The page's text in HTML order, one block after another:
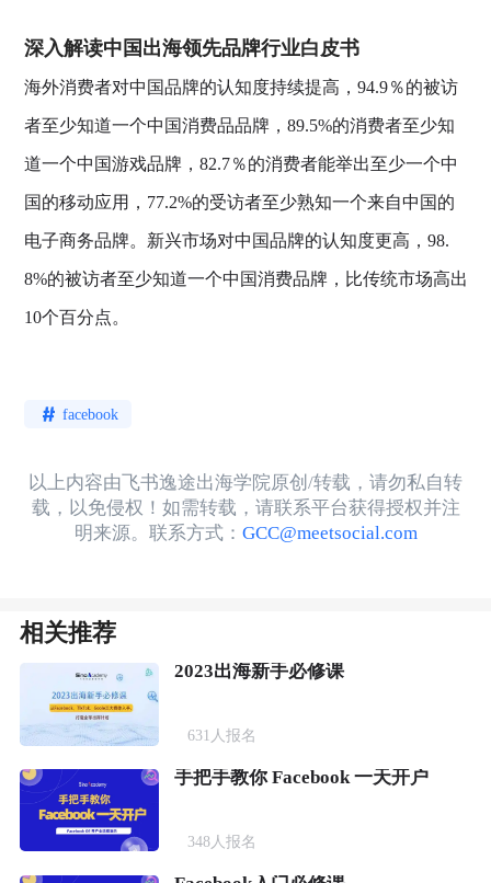
深入解读中国出海领先品牌行业白皮书
海外消费者对中国品牌的认知度持续提高，94.9％的被访
者至少知道一个中国消费品品牌，89.5%的消费者至少知
道一个中国游戏品牌，82.7％的消费者能举出至少一个中
国的移动应用，77.2%的受访者至少熟知一个来自中国的
电子商务品牌。新兴市场对中国品牌的认知度更高，98.
8%的被访者至少知道一个中国消费品牌，比传统市场高出
10个百分点。
facebook
以上内容由飞书逸途出海学院原创/转载，请勿私自转
载，以免侵权！如需转载，请联系平台获得授权并注
明来源。联系方式： GCC@meetsocial.com
相关推荐
2023出海新手必修课
631人报名
手把手教你 Facebook 一天开户
348人报名